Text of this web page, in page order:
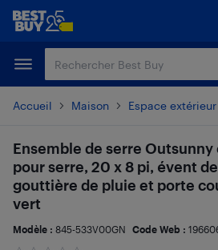
Passer
principal
Passer
Accueil Maison Espace extérieur
Ensemble de serre
pour serre, 20 x 8 pi, évent
gouttière de pluie et porte
vert
Modèle : 845-533V00GN Code Web :